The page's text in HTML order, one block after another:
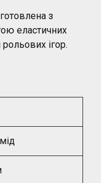
з
еластичних
ігор.